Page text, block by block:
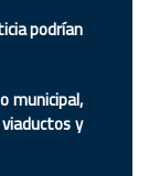
podrían
municipal,
y